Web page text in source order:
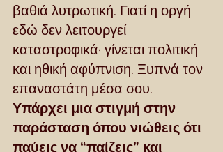
βαθιά λυτρωτική. Γιατί η οργή
εδώ δεν λειτουργεί
καταστροφικά· γίνεται πολιτική
και ηθική αφύπνιση. Ξυπνά τον
επαναστάτη μέσα σου.
Υπάρχει μια στιγμή στην
παράσταση όπου νιώθεις ότι
παύεις να “παίζεις” και